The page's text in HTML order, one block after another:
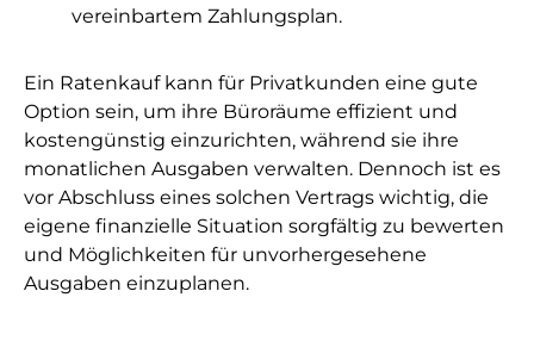
vereinbartem Zahlungsplan.
Ein Ratenkauf kann für Privatkunden eine gute
Option sein, um ihre Büroräume effizient und
kostengünstig einzurichten, während sie ihre
monatlichen Ausgaben verwalten. Dennoch ist es
vor Abschluss eines solchen Vertrags wichtig, die
eigene finanzielle Situation sorgfältig zu bewerten
und Möglichkeiten für unvorhergesehene
Ausgaben einzuplanen.